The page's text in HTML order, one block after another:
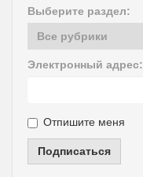
Выберите раздел:
Электронный адрес:
Отпишите меня
Подписаться